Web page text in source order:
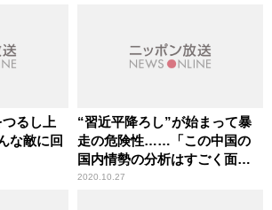
るし上
な敵に回
“習近平降ろし”が始まって暴
走の危険性……「この中国の
国内情勢の分析はすごく面白
い」辛坊治郎が言及
2020.10.27